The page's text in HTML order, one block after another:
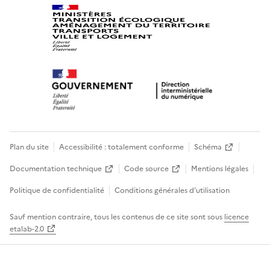
Plan du site Accessibilité : totalement conforme
Schéma
Documentation technique
Code source
Mentions légales
Politique de confidentialité
Conditions générales d’utilisation
Sauf mention contraire, tous les contenus de ce site sont sous licence
etalab-2.0